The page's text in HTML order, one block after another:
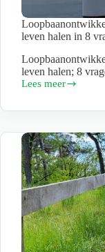
leven halen in 8
leven halen; 8
Lees meer
beste
je
werkend
leven
halen
in
8
vragen